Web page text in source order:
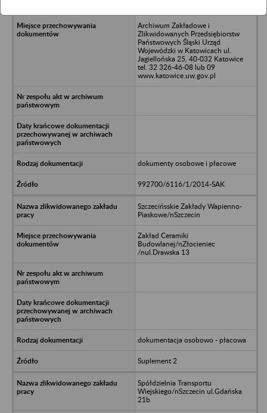
Archiwum Zakładowe i
Zlikwidowanych Przedsiębiorstw
Państwowych Śląski Urząd
Wojewódzki w Katowicach ul.
Jagiellońska 25, 40-032 Katowice
tel. 32 326-46-08 lub 09
www.katowice.uw.gov.pl
dokumenty osobowe i płacowe
992700/6116/1/2014-SAK
Szczecińsskie Zakłady Wapienno-
Piaskowe/nSzczecin
Zakład Ceramiki
Budowlanej/nZłocieniec
/nul.Drawska 13
dokumentacja osobowo - płacowa
Suplement 2
Spółdzielnia Transportu
Wiejskiego/nSzczecin ul.Gdańska
21b